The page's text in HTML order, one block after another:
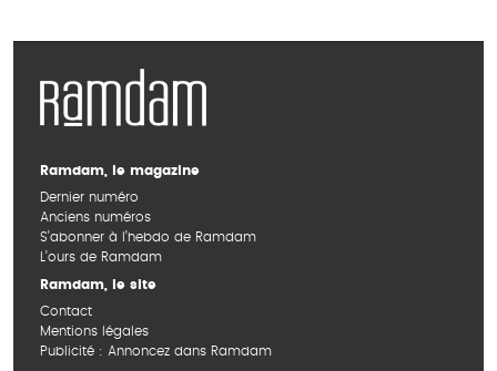
Ramdam, le magazine
Dernier numéro
Anciens numéros
S’abonner à l’hebdo de Ramdam
L’ours de Ramdam
Ramdam, le site
Contact
Mentions légales
Publicité : Annoncez dans Ramdam